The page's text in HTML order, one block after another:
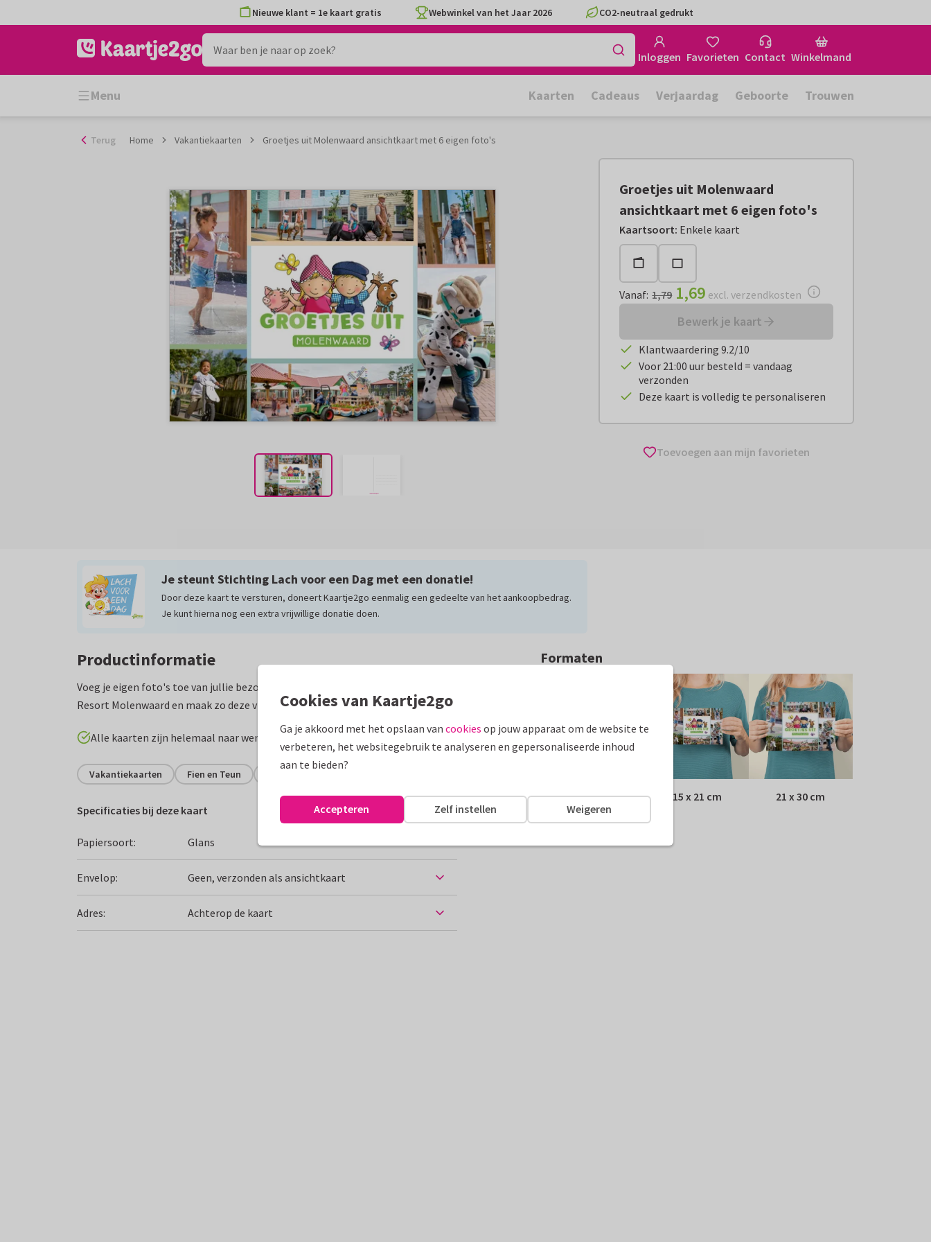
naar
Nieuwe klant = 1e kaart gratis Webwinkel van het Jaar 2026 CO2-neutraal gedrukt
Inloggen Favorieten Contact Winkelmand
Menu Kaarten Cadeaus Verjaardag Geboorte Trouwen
Terug Home Vakantiekaarten Groetjes uit Molenwaard ansichtkaart met 6 eigen foto's
Je steunt Stichting Lach voor een Dag met een donatie!
Door deze kaart te versturen, doneert Kaartje2go eenmalig een gedeelte van het aankoopbedrag.
Je kunt hierna nog een extra vrijwillige donatie doen.
Groetjes uit Molenwaard
ansichtkaart met 6 eigen foto's
Kaartsoort: Enkele kaart
Vanaf:€ 1,69 excl. verzendkosten
Vanaf: 1,79 1,69 excl. verzendkosten
Bewerk je kaart
Klantwaardering 9.2/10
Voor 21:00 uur besteld = vandaag
verzonden
Deze kaart is volledig te personaliseren
Toevoegen aan mijn favorieten
Productinformatie
Voeg je eigen foto's toe van jullie bezoek aan Avonturenboerderij of Familie
Resort Molenwaard en maak zo deze vrolijke ansichtkaart met Fien & Teun.
Alle kaarten zijn helemaal naar wens aan te passen
Vakantiekaarten Fien en Teun
Specificaties bij deze kaart
Papiersoort: Glans
Envelop: Geen, verzonden als ansichtkaart
Adres: Achterop de kaart
Formaten
10 x 15 cm 15 x 21 cm 21 x 30 cm
Cookies van Kaartje2go
Ga je akkoord met het opslaan van cookies op jouw apparaat om de website te
verbeteren, het websitegebruik te analyseren en gepersonaliseerde inhoud
aan te bieden?
Weigeren
Zelf instellen
Accepteren